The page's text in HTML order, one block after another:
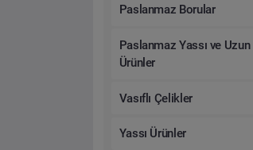
Paslanmaz Borular
Paslanmaz Yassı ve Uzun
Ürünler
Vasıflı Çelikler
Yassı Ürünler